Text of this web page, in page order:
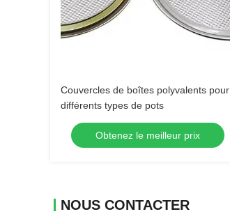
Couvercles de boîtes polyvalents pour
différents types de pots
Obtenez le meilleur prix
NOUS CONTACTER